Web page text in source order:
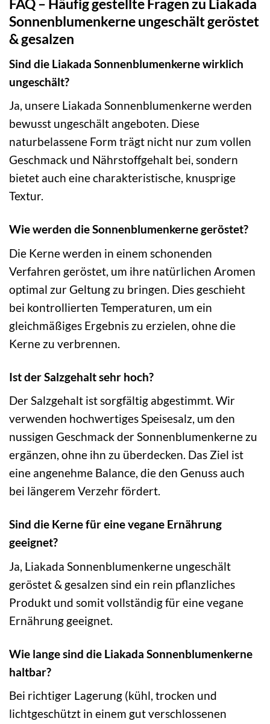
FAQ – Häufig gestellte Fragen zu Liakada
Sonnenblumenkerne ungeschält geröstet
& gesalzen
Sind die Liakada Sonnenblumenkerne wirklich
ungeschält?
Ja, unsere Liakada Sonnenblumenkerne werden
bewusst ungeschält angeboten. Diese
naturbelassene Form trägt nicht nur zum vollen
Geschmack und Nährstoffgehalt bei, sondern
bietet auch eine charakteristische, knusprige
Textur.
Wie werden die Sonnenblumenkerne geröstet?
Die Kerne werden in einem schonenden
Verfahren geröstet, um ihre natürlichen Aromen
optimal zur Geltung zu bringen. Dies geschieht
bei kontrollierten Temperaturen, um ein
gleichmäßiges Ergebnis zu erzielen, ohne die
Kerne zu verbrennen.
Ist der Salzgehalt sehr hoch?
Der Salzgehalt ist sorgfältig abgestimmt. Wir
verwenden hochwertiges Speisesalz, um den
nussigen Geschmack der Sonnenblumenkerne zu
ergänzen, ohne ihn zu überdecken. Das Ziel ist
eine angenehme Balance, die den Genuss auch
bei längerem Verzehr fördert.
Sind die Kerne für eine vegane Ernährung
geeignet?
Ja, Liakada Sonnenblumenkerne ungeschält
geröstet & gesalzen sind ein rein pflanzliches
Produkt und somit vollständig für eine vegane
Ernährung geeignet.
Wie lange sind die Liakada Sonnenblumenkerne
haltbar?
Bei richtiger Lagerung (kühl, trocken und
lichtgeschützt in einem gut verschlossenen